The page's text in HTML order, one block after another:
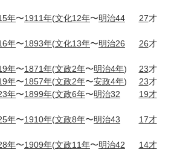
年〜1911年(文化12年〜明治44
27才
年〜1893年(文化13年〜明治26
26才
年〜1871年(文政2年〜明治4年) 23才
年〜1857年(文政2年〜安政4年) 23才
年〜1899年(文政6年〜明治32
19才
年〜1910年(文政8年〜明治43
17才
年〜1909年(文政11年〜明治42
14才